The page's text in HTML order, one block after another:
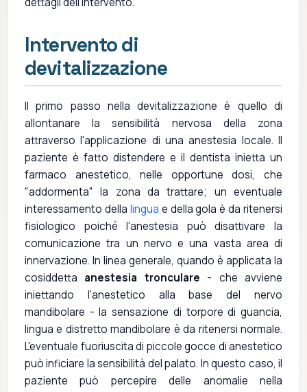
Intervento di
devitalizzazione
Il primo passo nella devitalizzazione è quello di
allontanare la sensibilità nervosa della zona
attraverso l'applicazione di una anestesia locale. Il
paziente è fatto distendere e il dentista inietta un
farmaco anestetico, nelle opportune dosi, che
"addormenta" la zona da trattare; un eventuale
interessamento della lingua e della gola è da ritenersi
fisiologico poiché l'anestesia può disattivare la
comunicazione tra un nervo e una vasta area di
innervazione. In linea generale, quando è applicata la
cosiddetta anestesia tronculare - che avviene
iniettando l'anestetico alla base del nervo
mandibolare - la sensazione di torpore di guancia,
lingua e distretto mandibolare è da ritenersi normale.
L'eventuale fuoriuscita di piccole gocce di anestetico
può inficiare la sensibilità del palato. In questo caso, il
paziente può percepire delle anomalie nella